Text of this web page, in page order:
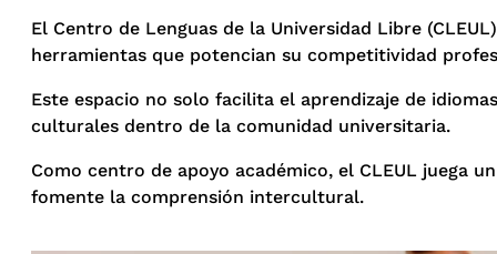
El Centro de Lenguas de la Universidad Libre
herramientas que potencian su competitividad
Este espacio no solo facilita el aprendizaje de
culturales dentro de la comunidad universitaria.
Como centro de apoyo académico, el CLEUL juega
fomente la comprensión intercultural.